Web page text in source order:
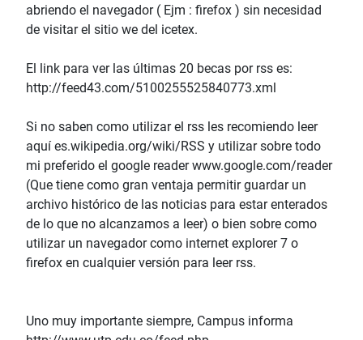
abriendo el navegador ( Ejm : firefox ) sin necesidad
de visitar el sitio we del icetex.
El link para ver las últimas 20 becas por rss es:
http://feed43.com/5100255525840773.xml
Si no saben como utilizar el rss les recomiendo leer
aquí es.wikipedia.org/wiki/RSS y utilizar sobre todo
mi preferido el google reader www.google.com/reader
(Que tiene como gran ventaja permitir guardar un
archivo histórico de las noticias para estar enterados
de lo que no alcanzamos a leer) o bien sobre como
utilizar un navegador como internet explorer 7 o
firefox en cualquier versión para leer rss.
Uno muy importante siempre, Campus informa